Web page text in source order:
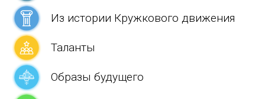
Из истории Кружкового движения
Таланты
Образы будущего